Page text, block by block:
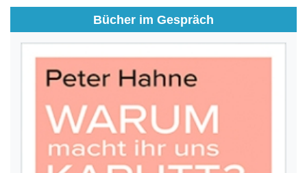
Bücher im Gespräch